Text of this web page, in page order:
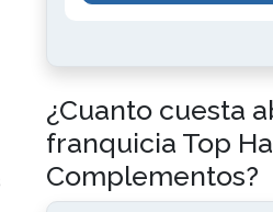
¿Cuanto cuesta
franquicia Top
Complementos?